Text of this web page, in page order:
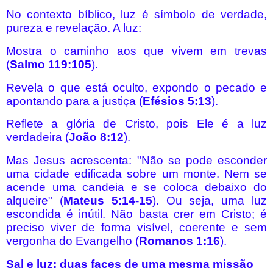
No contexto bíblico, luz é símbolo de verdade,
pureza e revelação. A luz:
Mostra o caminho aos que vivem em trevas
(Salmo 119:105).
Revela o que está oculto, expondo o pecado e
apontando para a justiça (Efésios 5:13).
Reflete a glória de Cristo, pois Ele é a luz
verdadeira (João 8:12).
Mas Jesus acrescenta: "Não se pode esconder
uma cidade edificada sobre um monte. Nem se
acende uma candeia e se coloca debaixo do
alqueire" (Mateus 5:14-15). Ou seja, uma luz
escondida é inútil. Não basta crer em Cristo; é
preciso viver de forma visível, coerente e sem
vergonha do Evangelho (Romanos 1:16).
Sal e luz: duas faces de uma mesma missão